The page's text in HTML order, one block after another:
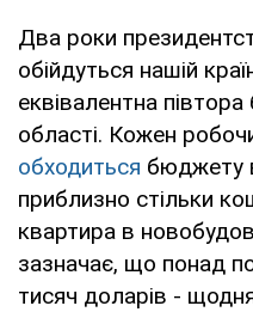
Два роки
обійдуться нашій
еквівалентна
області. Кожен
обходиться бюджету
приблизно стільки
квартира в
зазначає, що понад
тисяч доларів -